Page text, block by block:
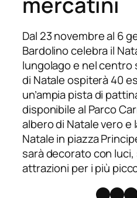
Dal 23 novembre al 6
Bardolino celebra il
lungolago e nel
di Natale ospiterà 40
un’ampia pista di
disponibile al Parco
albero di Natale vero e
Natale in piazza
sarà decorato con
attrazioni per i più
X